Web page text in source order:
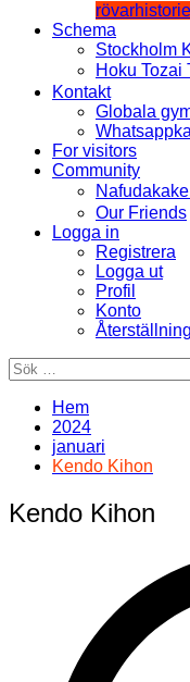
Schema
Stockholm
Hoku Tozai
Kontakt
Globala
For visitors
Community
Our Friends
Logga in
Registrera
Logga ut
Profil
Konto
Hem
2024
januari
Kendo Kihon
Kendo Kihon